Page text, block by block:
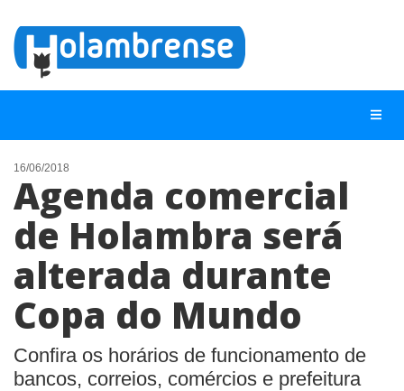
NOTÍCIAS
LISTA DIGITAL
TELEFONES ÚTEIS
ANUNCIE
BUSCAR
16/06/2018
Agenda comercial
de Holambra será
alterada durante
Copa do Mundo
Confira os horários de funcionamento de
bancos, correios, comércios e prefeitura